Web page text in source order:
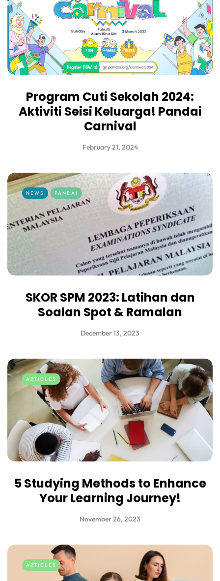
Program Cuti Sekolah 2024:
Aktiviti Seisi Keluarga! Pandai
Carnival
February 21, 2024
NEWS PANDAI
SKOR SPM 2023: Latihan dan
Soalan Spot & Ramalan
December 13, 2023
ARTICLES
5 Studying Methods to Enhance
Your Learning Journey!
November 26, 2023
ARTICLES